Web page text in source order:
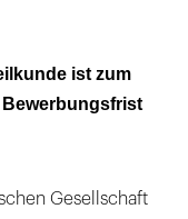
ist zum
Gesellschaft